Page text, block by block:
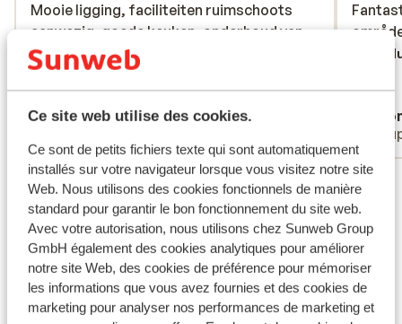
Ce site web utilise des cookies.
Ce sont de petits fichiers texte qui sont automatiquement
installés sur votre navigateur lorsque vous visitez notre site
Web. Nous utilisons des cookies fonctionnels de manière
standard pour garantir le bon fonctionnement du site web.
Avec votre autorisation, nous utilisons chez Sunweb Group
GmbH également des cookies analytiques pour améliorer
notre site Web, des cookies de préférence pour mémoriser
les informations que vous avez fournies et des cookies de
marketing pour analyser nos performances de marketing et
Mooie ligging, faciliteiten ruimschoots
aanwezig, goede keuken, onderhoud van
de kamer kon veel beter. Heel vriendelijk
personeel.
Mooie ligging, faciliteiten ruimschoots
aanwezig, goede keuken, onderhoud van
de kamer kon veel beter. Heel vriendelijk
personeel.
Traduire en français (FR)
Anonyme
Voir tous les 44 avis
Emplacement
Afficher sur la carte